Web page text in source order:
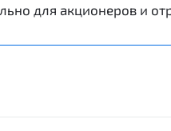
для акционеров и